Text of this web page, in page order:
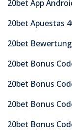
20bet App
20bet Apuestas
20bet
20bet Bonus
20bet Bonus
20bet Bonus
20bet Bonus